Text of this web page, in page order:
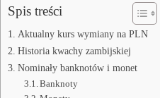
Spis treści
Aktualny kurs wymiany na PLN
Historia kwachy zambijskiej
Nominały banknotów i monet
Banknoty